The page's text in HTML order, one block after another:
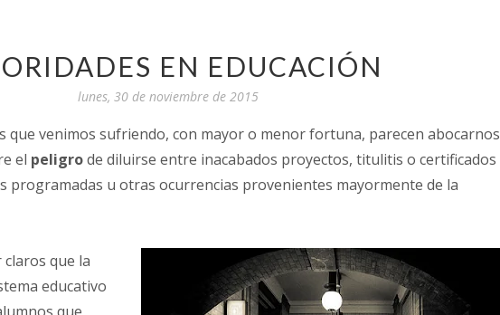
EN EDUCACIÓN
lunes, 30 de noviembre de 2015
que venimos sufriendo, con mayor o menor fortuna, parecen abocarnos
el peligrode diluirse entre inacabados proyectos, titulitis o certificados
programadas u otras ocurrencias provenientes mayormente de la
que la
educativo